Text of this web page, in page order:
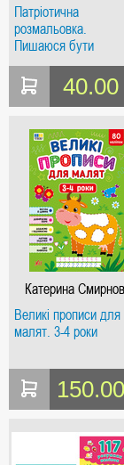
Патріотична
розмальовка.
Пишаюся бути
українцем!
40.00
Катерина
Великі прописи для
малят. 3-4 роки
150.00